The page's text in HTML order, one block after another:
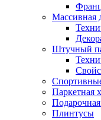
Массивная
Штучный
Паркетная
Плинтусы